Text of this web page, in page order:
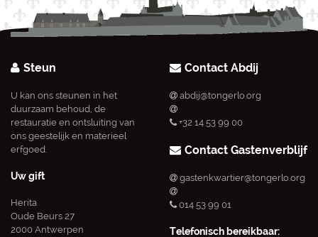
Steun
U kan ons steunen in het
duurzaam behoud, de
restauratie en ontsluiting van
ons geestelijk en materieel
erfgoed.
Uw gift
Herita
Oude Beurs 27
2000 Antwerpen
Contact Abdij
abdij@tongerlo.org
+32 14 53 99 00
Contact Gastenverblijf
gastenkwartier@tongerlo.org
014 53 99 01
Telefonisch bereikbaar: